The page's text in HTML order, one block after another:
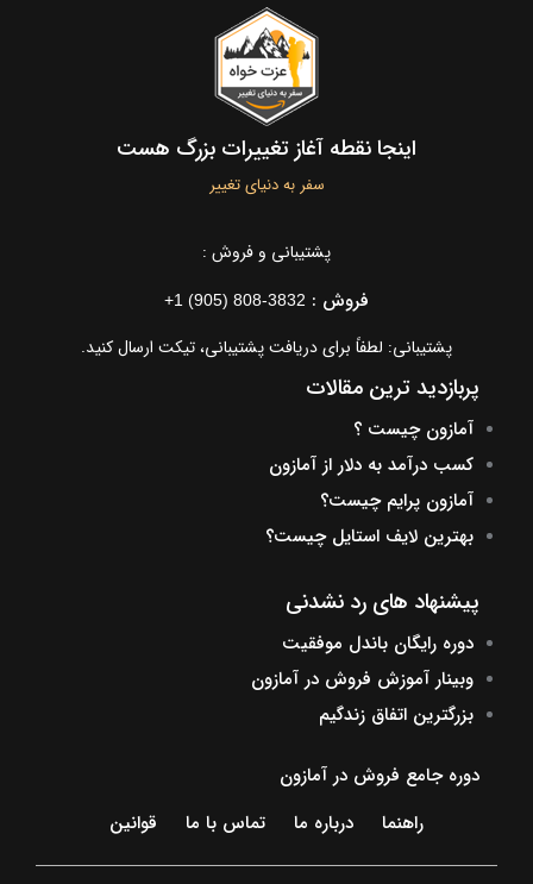
اینجا نقطه آغاز تغییرات بزرگ هست
سفر به دنیای تغییر
پشتیبانی و فروش :
فروش : +1 (905) 808-3832
پشتیبانی: لطفاً برای دریافت پشتیبانی، تیکت ارسال کنید.
پربازدید ترین مقالات
آمازون چیست ؟
کسب درآمد به دلار از آمازون
آمازون پرایم چیست؟
بهترین لایف استایل چیست؟
پیشنهاد های رد نشدنی
دوره رایگان باندل موفقیت
وبینار آموزش فروش در آمازون
بزرگترین اتفاق زندگیم
دوره جامع فروش در آمازون
راهنما
درباره ما تماس با ما قوانین